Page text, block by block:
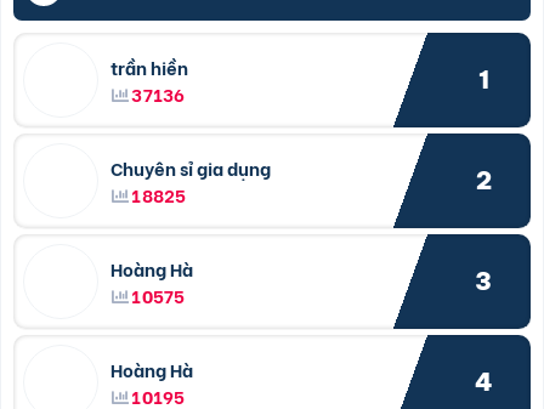
trần hiền
37136
1
Chuyên sỉ gia dụng
18825
2
Hoàng Hà
10575
3
Hoàng Hà
10195
4